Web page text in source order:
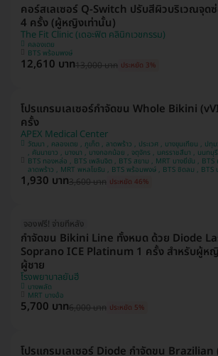
คอร์สเลเซอร์ Q-Switch ปรับสีผิวบริเวณจุด
4 ครั้ง (ผู้หญิงเท่านั้น)
The Fit Clinic (เดอะฟิต คลินิกเวชกรรม)
คลองเตย
BTS พร้อมพงษ์
12,610 บาท13,000 บาท ประหยัด 3%
โปรแกรมเลเซอร์กำจัดขน Whole Bikini
ครั้ง
APEX Medical Center
วัฒนา , คลองเตย , ภูเก็ต , ลาดพร้าว , ประเวศ , บางขุนเทียน , ปทุมวัน , ปทุมธานี
, คันนายาว , บางนา , บางกอกน้อย , จตุจักร , นครราชสีมา , นนทบุรี , พระโขนง ,
บางรัก , ชลบุรี , ห้วยขวาง , เชียงใหม่ , พระนครศรีอยุธยา , สมุทรปราการ ,
ประจวบคีรีขันธ์ , บางคอแหลม , ยานนาวา , หลักสี่ , นครสวรรค์ , บางแค ,
BTS ทองหล่อ , BTS เพลินจิต , BTS สยาม , MRT บางยี่ขัน , BTS ห้าแยก
ลาดพร้าว , MRT พหลโยธิน , BTS พร้อมพงษ์ , BTS ชิดลม , BTS ปุณณวิถี ,
MRT สีลม , BTS ศาลาแดง , MRT พระราม 9 , MRT ลาดพร้าว 71 , MRT สาม
ย่าน , BTS นานา , MRT สุขุมวิท , BTS อโศก , BTS เจริญนคร , MRT สวนหลวง
1,930 บาท3,600 บาท ประหยัด 46%
จองฟรี! จ่ายทีหลัง
กำจัดขน Bikini Line ทั้งหมด ด้วย Diode
Soprano ICE Platinum 1 ครั้ง สำหรับผู้ห
ผู้ชาย
โรงพยาบาลยันฮี
บางพลัด
MRT บางอ้อ
5,700 บาท6,000 บาท ประหยัด 5%
โปรแกรมเลเซอร์ Diode กำจัดขน Brazilian